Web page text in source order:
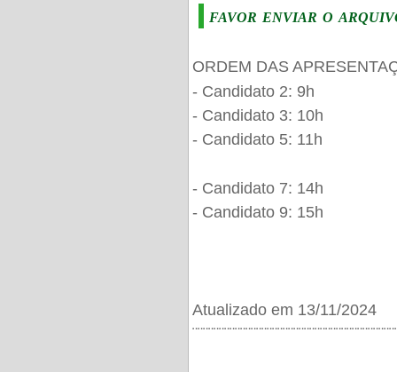
favor enviar o
ORDEM DAS
- Candidato 2: 9h
- Candidato 3: 10h
- Candidato 5: 11h
- Candidato 7: 14h
- Candidato 9: 15h
Atualizado em 13/11/2024